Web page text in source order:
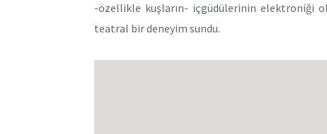
-özellikle kuşların- içgüdülerinin elektroniği
teatral bir deneyim sundu.